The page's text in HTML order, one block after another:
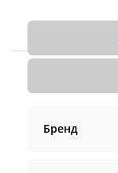
Бренд